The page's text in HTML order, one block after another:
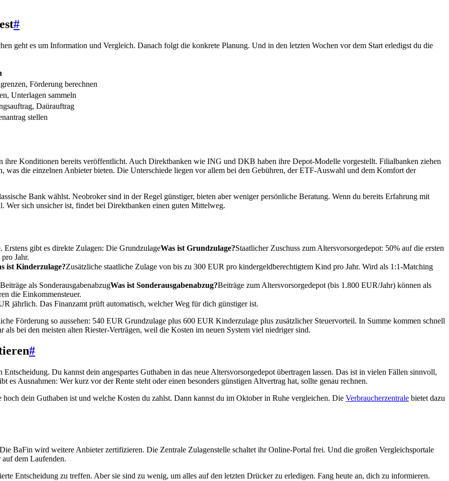
#
geht es um Information und Vergleich. Danach folgt die konkrete Planung. Und in den letzten Wochen vor dem Start erledigst du die
Förderung berechnen
Unterlagen sammeln
Daürauftrag
stellen
ihre Konditionen bereits veröffentlicht. Auch Direktbanken wie ING und DKB haben ihre Depot-Modelle vorgestellt. Filialbanken ziehen
was die einzelnen Anbieter bieten. Die Unterschiede liegen vor allem bei den Gebühren, der ETF-Auswahl und dem Komfort der
Bank wählst. Neobroker sind in der Regel günstiger, bieten aber weniger persönliche Beratung. Wenn du bereits Erfahrung mit
Wer sich unsicher ist, findet bei Direktbanken einen guten Mittelweg.
gibt es direkte Zulagen: Die GrundzulageWas ist Grundzulage?Staatlicher Zuschuss zum Altersvorsorgedepot: 50% auf die ersten
Jahr.
ist Kinderzulage?Zusätzliche staatliche Zulage von bis zu 300 EUR pro kindergeldberechtigtem Kind pro Jahr. Wird als 1:1-Matching
als SonderausgabenabzugWas ist Sonderausgabenabzug?Beiträge zum Altersvorsorgedepot (bis 1.800 EUR/Jahr) können als
die Einkommensteuer.
jährlich. Das Finanzamt prüft automatisch, welcher Weg für dich günstiger ist.
Förderung so aussehen: 540 EUR Grundzulage plus 600 EUR Kinderzulage plus zusätzlicher Steuervorteil. In Summe kommen schnell
bei den meisten alten Riester-Verträgen, weil die Kosten im neuen System viel niedriger sind.
#
Du kannst dein angespartes Guthaben in das neue Altersvorsorgedepot übertragen lassen. Das ist in vielen Fällen sinnvoll,
Ausnahmen: Wer kurz vor der Rente steht oder einen besonders günstigen Altvertrag hat, sollte genau rechnen.
dein Guthaben ist und welche Kosten du zahlst. Dann kannst du im Oktober in Ruhe vergleichen. Die Verbraucherzentrale bietet dazu
BaFin wird weitere Anbieter zertifizieren. Die Zentrale Zulagenstelle schaltet ihr Online-Portal frei. Und die großen Vergleichsportale
dem Laufenden.
Entscheidung zu treffen. Aber sie sind zu wenig, um alles auf den letzten Drücker zu erledigen. Fang heute an, dich zu informieren.